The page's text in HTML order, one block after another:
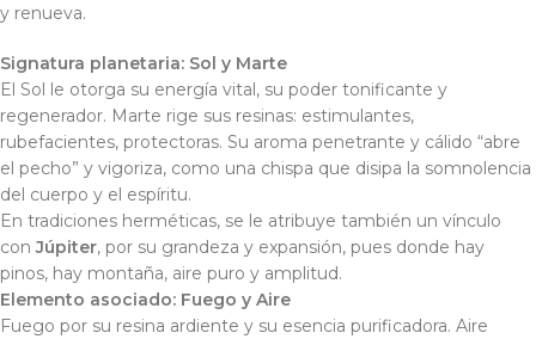
y renueva.
Signatura planetaria: Sol y Marte
El Sol le otorga su energía vital, su poder tonificante y
regenerador. Marte rige sus resinas: estimulantes,
rubefacientes, protectoras. Su aroma penetrante y cálido “abre
el pecho” y vigoriza, como una chispa que disipa la somnolencia
del cuerpo y el espíritu.
En tradiciones herméticas, se le atribuye también un vínculo
conJúpiter, por su grandeza y expansión, pues donde hay
pinos, hay montaña, aire puro y amplitud.
Elemento asociado: Fuego y Aire
Fuego por su resina ardiente y su esencia purificadora. Aire